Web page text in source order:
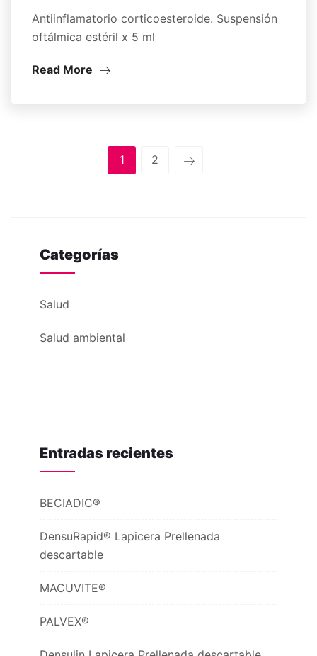
Antiinflamatorio corticoesteroide. Suspensión
oftálmica estéril x 5 ml
Read More
1 2
Categorías
Salud
Salud ambiental
Entradas recientes
BECIADIC®
DensuRapid® Lapicera Prellenada
descartable
MACUVITE®
PALVEX®